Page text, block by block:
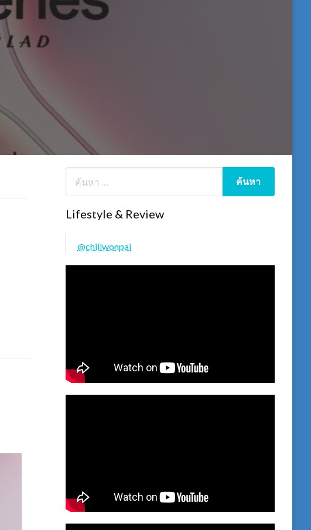
Lifestyle & Review
@chillwonpai